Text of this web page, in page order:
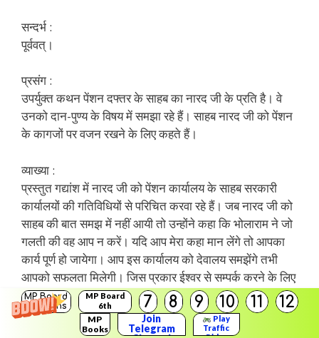
MP Board
Solutions
MP Board
6th
Solutions
7 8 9 10 11 12
MP
Books
Join
Telegram
Play
Traffic
सन्दर्भ :
पूर्ववत्।
प्रसंग :
उपर्युक्त कथन पेंशन दफ्तर के साहब का नारद जी के प्रति है। वे
उनको दान-पुण्य के विषय में समझा रहे हैं। साहब नारद जी को पेंशन
के कागजों पर वजन रखने के लिए कहते हैं।
व्याख्या :
प्रस्तुत गद्यांश में नारद जी को पेंशन कार्यालय के साहब सरकारी
कार्यालयों की गतिविधियों से परिचित करवा रहे हैं। जब नारद जी को
साहब की बात समझ में नहीं आयी तो उन्होंने कहा कि भोलाराम ने जो
गलती की वह आप न करें। यदि आप मेरा कहा मान लेंगे तो आपका
कार्य पूर्ण हो जायेगा। आप इस कार्यालय को देवालय समझेंगे तभी
आपको सफलता मिलेगी। जिस प्रकार ईश्वर से सम्पर्क करने के लिए
व्यक्ति को मन्दिर के पुजारी के समक्ष दान-दक्षिणा देनी पड़ती है।
उसी प्रकार इस कार्यालय में भी आपको अधिकारी से सहयोग करने